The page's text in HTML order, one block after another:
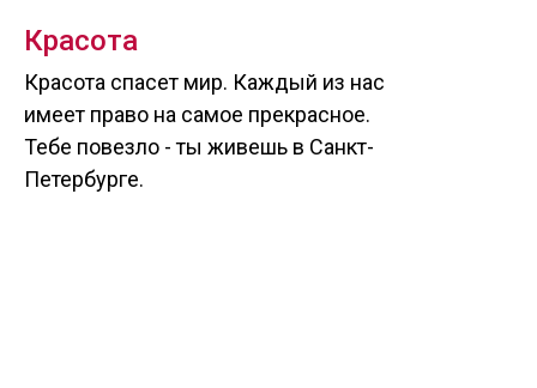
Красота спасет мир. Каждый из нас
имеет право на самое прекрасное.
Тебе повезло - ты живешь в Санкт-
Петербурге.
Красота